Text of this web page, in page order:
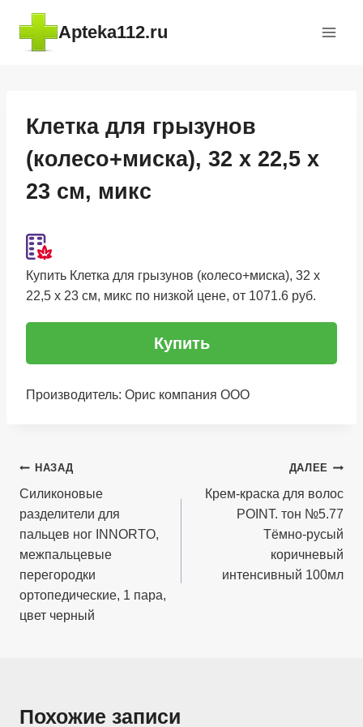
Перейти
содержимому
Apteka112.ru
Клетка для грызунов
(колесо+миска), 32 х 22,5 х
23 см, микс
Купить Клетка для грызунов (колесо+миска), 32 х
22,5 х 23 см, микс по низкой цене, от 1071.6 руб.
Купить
Производитель: Орис компания ООО
Навигация
по
записям
НАЗАД
Силиконовые
разделители для
пальцев ног INNORTO,
межпальцевые
перегородки
ортопедические, 1 пара,
цвет черный
ДАЛЕЕ
Крем-краска для волос
POINT. тон №5.77
Тёмно-русый
коричневый
интенсивный 100мл
Похожие записи